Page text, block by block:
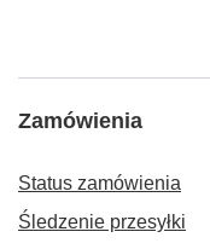
Zamówienia
Status zamówienia
Śledzenie przesyłki